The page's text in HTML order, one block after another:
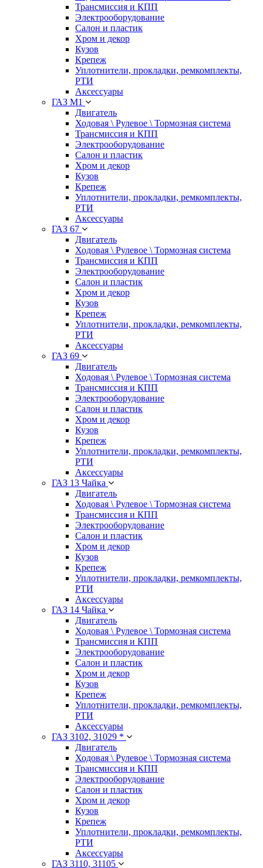
Трансмиссия и КПП
Электрооборудование
Салон и пластик
Хром и декор
Кузов
Крепеж
Уплотнители, прокладки, ремкомплекты,
РТИ
Аксессуары
ГАЗ М1
Двигатель
Ходовая \ Рулевое \ Тормозная система
Трансмиссия и КПП
Электрооборудование
Салон и пластик
Хром и декор
Кузов
Крепеж
Уплотнители, прокладки, ремкомплекты,
РТИ
Аксессуары
ГАЗ 67
Двигатель
Ходовая \ Рулевое \ Тормозная система
Трансмиссия и КПП
Электрооборудование
Салон и пластик
Хром и декор
Кузов
Крепеж
Уплотнители, прокладки, ремкомплекты,
РТИ
Аксессуары
ГАЗ 69
Двигатель
Ходовая \ Рулевое \ Тормозная система
Трансмиссия и КПП
Электрооборудование
Салон и пластик
Хром и декор
Кузов
Крепеж
Уплотнители, прокладки, ремкомплекты,
РТИ
Аксессуары
ГАЗ 13 Чайка
Двигатель
Ходовая \ Рулевое \ Тормозная система
Трансмиссия и КПП
Электрооборудование
Салон и пластик
Хром и декор
Кузов
Крепеж
Уплотнители, прокладки, ремкомплекты,
РТИ
Аксессуары
ГАЗ 14 Чайка
Двигатель
Ходовая \ Рулевое \ Тормозная система
Трансмиссия и КПП
Электрооборудование
Салон и пластик
Хром и декор
Кузов
Крепеж
Уплотнители, прокладки, ремкомплекты,
РТИ
Аксессуары
ГАЗ 3102, 31029 *
Двигатель
Ходовая \ Рулевое \ Тормозная система
Трансмиссия и КПП
Электрооборудование
Салон и пластик
Хром и декор
Кузов
Крепеж
Уплотнители, прокладки, ремкомплекты,
РТИ
Аксессуары
ГАЗ 3110, 31105